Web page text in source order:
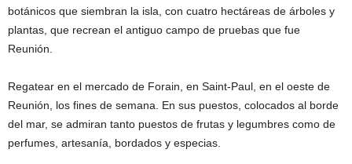
botánicos que siembran la isla, con cuatro hectáreas de árboles y
plantas, que recrean el antiguo campo de pruebas que fue
Reunión.
Regatear en el mercado de Forain, en Saint-Paul, en el oeste de
Reunión, los fines de semana. En sus puestos, colocados al borde
del mar, se admiran tanto puestos de frutas y legumbres como de
perfumes, artesanía, bordados y especias.